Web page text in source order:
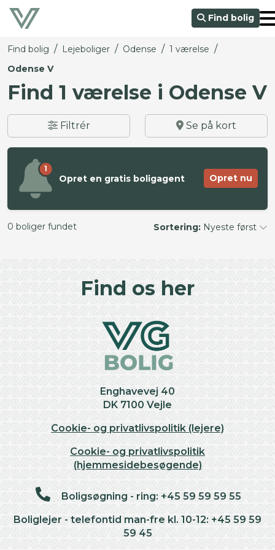
Find bolig
Find bolig / Lejeboliger / Odense / 1 værelse /
Odense V
Find 1 værelse i Odense V
Filtrér Se på kort
1
Opret en gratis boligagent Opret nu
0 boliger fundet Sortering: Nyeste først
Find os her
Enghavevej 40
DK 7100 Vejle
Cookie- og privatlivspolitik (lejere)
Cookie- og privatlivspolitik
(hjemmesidebesøgende)
Boligsøgning - ring: +45 59 59 59 55
Boliglejer - telefontid man-fre kl. 10-12: +45 59 59
59 45